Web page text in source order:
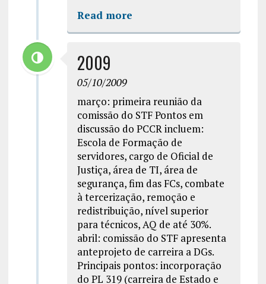
Read more
2009
05/10/2009
março: primeira reunião da
comissão do STF Pontos em
discussão do PCCR incluem:
Escola de Formação de
servidores, cargo de Oficial de
Justiça, área de TI, área de
segurança, fim das FCs, combate
à tercerização, remoção e
redistribuição, nível superior
para técnicos, AQ de até 30%.
abril: comissão do STF apresenta
anteprojeto de carreira a DGs.
Principais pontos: incorporação
do PL 319 (carreira de Estado e